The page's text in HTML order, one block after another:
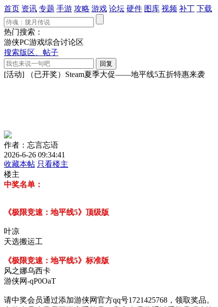
首页 资讯 专题 手游 攻略 游戏 论坛 硬件 图库 视频 补丁 下载
热门搜索：
游侠PC游戏综合讨论区
搜索版区、帖子
[活动] （已开奖）Steam夏季大促——地平线5五折特惠来袭
作者：忘言忘语
2026-6-26 09:34:41
收藏本帖 只看楼主
楼主
中奖名单：
《极限竞速：地平线5》顶级版
叶凉
天选搬运工
《极限竞速：地平线5》标准版
风之娜乌西卡
游侠网-qP0OaT
请中奖会员通过添加游侠网官方qq号1721425768，领取奖品。